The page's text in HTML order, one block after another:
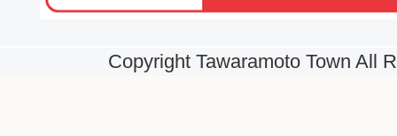
Copyright Tawaramoto Town All